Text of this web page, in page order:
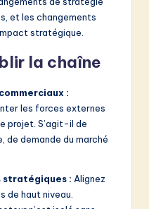
et les changements
stratégique.
la chaîne
:
les forces externes
projet. S’agit-il de
de demande du marché
stratégiques : Alignez
de haut niveau.